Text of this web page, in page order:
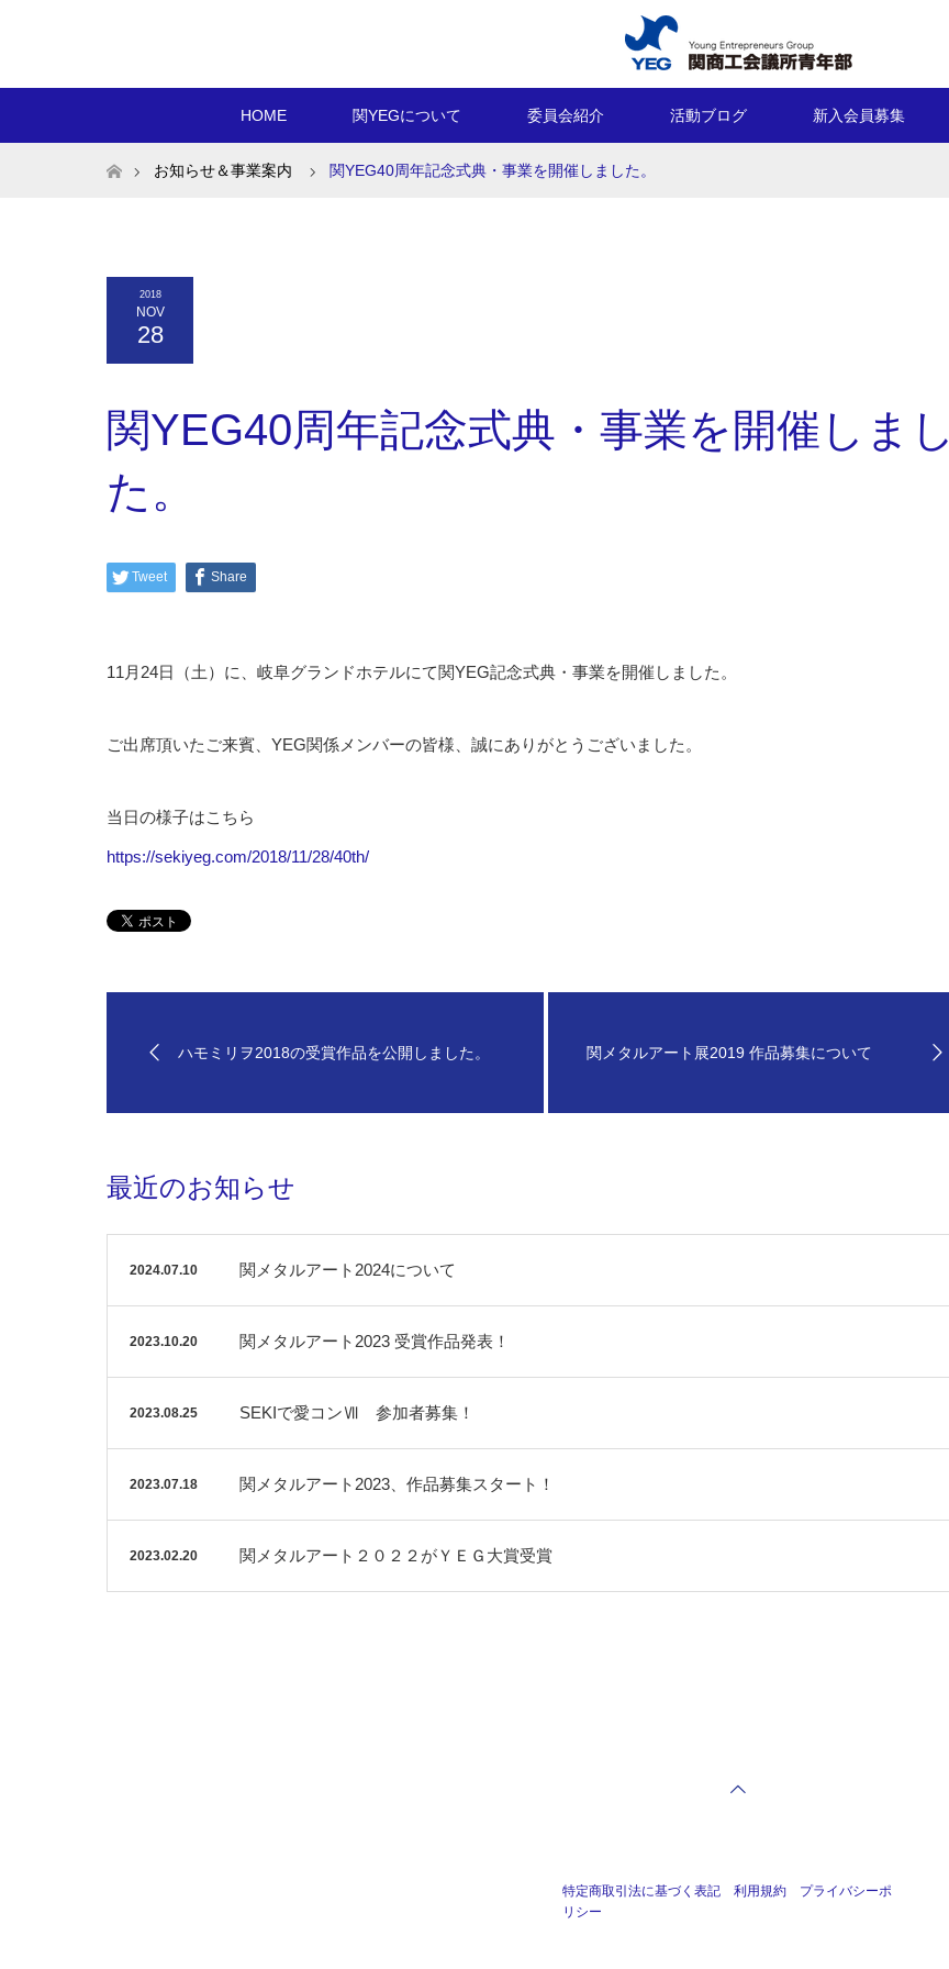
HOME 関YEGについて 委員会紹介 活動ブログ 新入会員募集
ホームお知らせ＆事業案内 関YEG40周年記念式典・事業を開催しました。
2018
NOV
28
関YEG40周年記念式典・事業を開催しまし
た。
Tweet Share
11月24日（土）に、岐阜グランドホテルにて関YEG記念式典・事業を開催しました。
ご出席頂いたご来賓、YEG関係メンバーの皆様、誠にありがとうございました。
当日の様子はこちら
https://sekiyeg.com/2018/11/28/40th/
ハモミリヲ2018の受賞作品を公開しました。 関メタルアート展2019 作品募集について
最近のお知らせ
2024.07.10 関メタルアート2024について
2023.10.20 関メタルアート2023 受賞作品発表！
2023.08.25 SEKIで愛コンⅦ 参加者募集！
2023.07.18 関メタルアート2023、作品募集スタート！
2023.02.20 関メタルアート２０２２がＹＥＧ大賞受賞
特定商取引法に基づく表記 利用規約
プライバシーポ
リシー